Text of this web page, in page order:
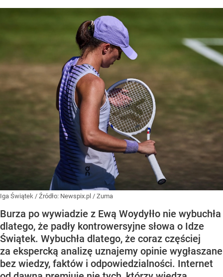
Iga Świątek / Źródło: Newspix.pl / Zuma
Burza po wywiadzie z Ewą Woydyłło nie wybuchła
dlatego, że padły kontrowersyjne słowa o Idze
Świątek. Wybuchła dlatego, że coraz częściej
za ekspercką analizę uznajemy opinie wygłaszane
bez wiedzy, faktów i odpowiedzialności. Internet